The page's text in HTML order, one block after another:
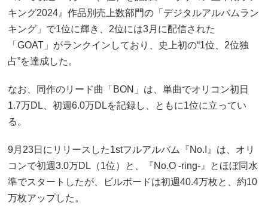
キング2024』作品別売上数部門の「デジタルアルバムラン
キング」で1位に輝き、2位には3月に配信された
「GOAT」がランクインしており、史上初の“1位、2位独
占”を達成した。
なお、同作のリード曲「BON」は、単曲でオリコン初日
1.7万DL、初週6.0万DLを記録し、ともに1位に立ってい
る。
9月23日にリリースした1stフルアルバム『No.I』は、オリ
コンで初週3.0万DL（1位）と、『No.O -ring-』とほぼ同水
準でスタートしたが、ビルボードは初週40.4万枚と、約10
万枚アップした。